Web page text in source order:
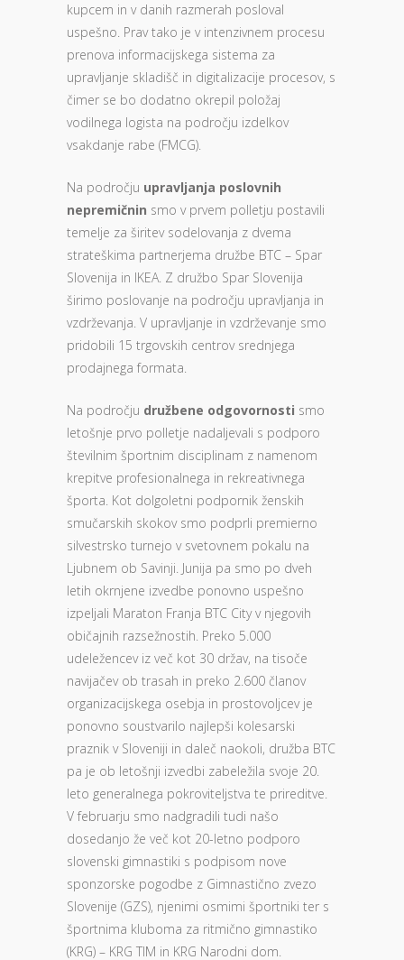
kupcem in v danih razmerah posloval
uspešno. Prav tako je v intenzivnem procesu
prenova informacijskega sistema za
upravljanje skladišč in digitalizacije procesov, s
čimer se bo dodatno okrepil položaj
vodilnega logista na področju izdelkov
vsakdanje rabe (FMCG).
Na področju upravljanja poslovnih
nepremičnin smo v prvem polletju postavili
temelje za širitev sodelovanja z dvema
strateškima partnerjema družbe BTC – Spar
Slovenija in IKEA. Z družbo Spar Slovenija
širimo poslovanje na področju upravljanja in
vzdrževanja. V upravljanje in vzdrževanje smo
pridobili 15 trgovskih centrov srednjega
prodajnega formata.
Na področju družbene odgovornosti smo
letošnje prvo polletje nadaljevali s podporo
številnim športnim disciplinam z namenom
krepitve profesionalnega in rekreativnega
športa. Kot dolgoletni podpornik ženskih
smučarskih skokov smo podprli premierno
silvestrsko turnejo v svetovnem pokalu na
Ljubnem ob Savinji. Junija pa smo po dveh
letih okrnjene izvedbe ponovno uspešno
izpeljali Maraton Franja BTC City v njegovih
običajnih razsežnostih. Preko 5.000
udeležencev iz več kot 30 držav, na tisoče
navijačev ob trasah in preko 2.600 članov
organizacijskega osebja in prostovoljcev je
ponovno soustvarilo najlepši kolesarski
praznik v Sloveniji in daleč naokoli, družba BTC
pa je ob letošnji izvedbi zabeležila svoje 20.
leto generalnega pokroviteljstva te prireditve.
V februarju smo nadgradili tudi našo
dosedanjo že več kot 20-letno podporo
slovenski gimnastiki s podpisom nove
sponzorske pogodbe z Gimnastično zvezo
Slovenije (GZS), njenimi osmimi športniki ter s
športnima kluboma za ritmično gimnastiko
(KRG) – KRG TIM in KRG Narodni dom.